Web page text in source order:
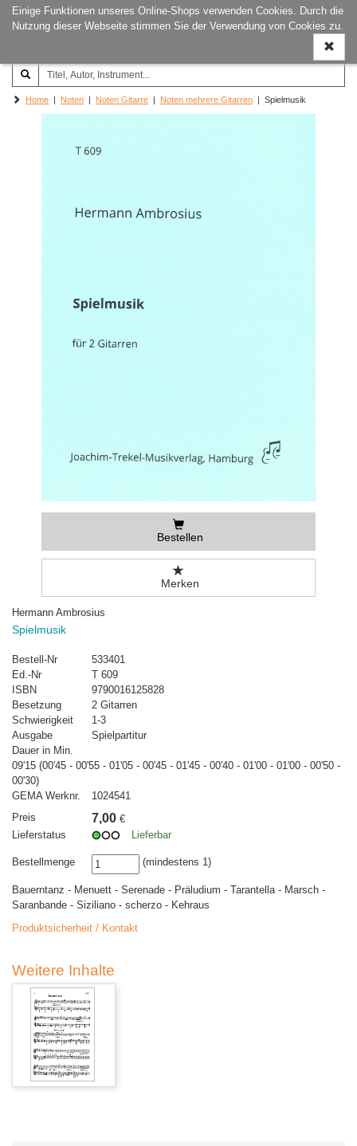
Einige Funktionen unseres Online-Shops verwenden Cookies. Durch die
Nutzung dieser Webseite stimmen Sie der Verwendung von Cookies zu.
ein-/
Joachim‐Trekel‐Musikverlag,
Hamburg
Home | Noten | Noten Gitarre | Noten mehrere Gitarren | Spielmusik
Bestellen
Merken
Hermann Ambrosius
Spielmusik
Bestell-Nr
533401
Ed.-Nr
T 609
ISBN
9790016125828
Besetzung
2 Gitarren
Schwierigkeit
1-3
Ausgabe
Spielpartitur
Dauer in Min.
09'15 (00'45 - 00'55 - 01'05 - 00'45 - 01'45 - 00'40 - 01'00 - 01'00 - 00'50 -
00'30)
GEMA Werknr.
1024541
Preis
7,00 €
Lieferstatus
Lieferbar
Bestellmenge (mindestens 1)
Bauerntanz - Menuett - Serenade - Präludium - Tarantella - Marsch -
Saranbande - Siziliano - scherzo - Kehraus
Produktsicherheit / Kontakt
Weitere Inhalte